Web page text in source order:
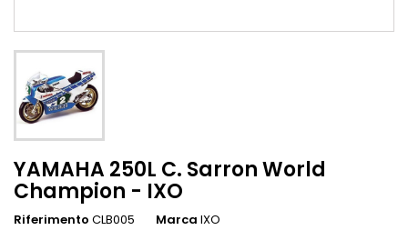
YAMAHA 250L C. Sarron World
Champion - IXO
Riferimento CLB005 Marca IXO